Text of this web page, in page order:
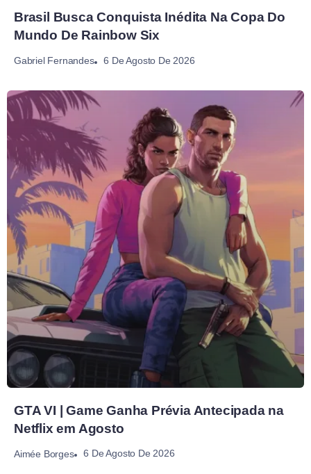
Brasil Busca Conquista Inédita Na Copa Do
Mundo De Rainbow Six
Gabriel Fernandes 6 De Agosto De 2026
GTA VI | Game Ganha Prévia Antecipada na
Netflix em Agosto
Aimée Borges 6 De Agosto De 2026